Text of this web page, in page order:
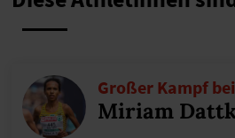
Großer Kampf
Miriam